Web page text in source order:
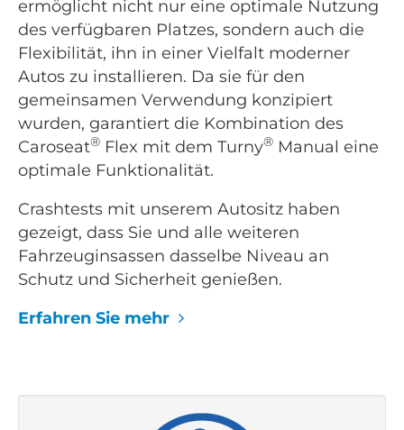
ermöglicht nicht nur eine optimale Nutzung
des verfügbaren Platzes, sondern auch die
Flexibilität, ihn in einer Vielfalt moderner
Autos zu installieren. Da sie für den
gemeinsamen Verwendung konzipiert
wurden, garantiert die Kombination des
Caroseat® Flex mit dem Turny® Manual eine
optimale Funktionalität.
Crashtests mit unserem Autositz haben
gezeigt, dass Sie und alle weiteren
Fahrzeuginsassen dasselbe Niveau an
Schutz und Sicherheit genießen.
Erfahren Sie mehr